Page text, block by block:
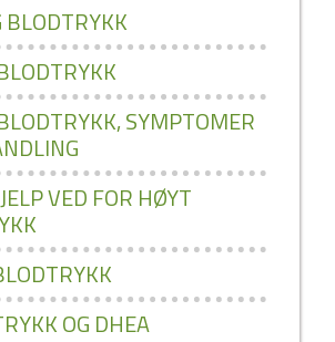
BLODTRYKK
SYMPTOMER
VED FOR HØYT
OG DHEA